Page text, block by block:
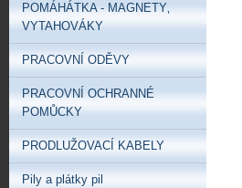
POMÁHÁTKA - MAGNETY‚
VYTAHOVÁKY
PRACOVNÍ ODĚVY
PRACOVNÍ OCHRANNÉ
POMŮCKY
PRODLUŽOVACÍ KABELY
Pily a plátky pil